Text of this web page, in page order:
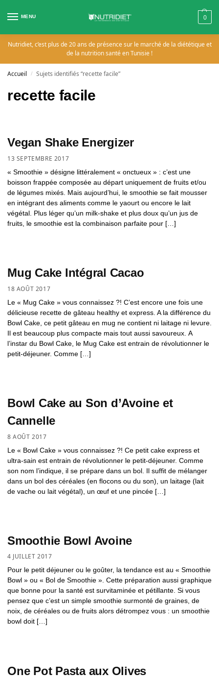
MENU 0
Nutridiet, c’est plus de 20 ans de présence sur le marché de la diététique et
de la nutrition santé en Tunisie !
Accueil / Sujets identifiés “recette facile”
recette facile
Vegan Shake Energizer
13 SEPTEMBRE 2017
« Smoothie » désigne littéralement « onctueux » : c’est une
boisson frappée composée au départ uniquement de fruits et/ou
de légumes mixés. Mais aujourd’hui, le smoothie se fait mousser
en intégrant des aliments comme le yaourt ou encore le lait
végétal. Plus léger qu’un milk-shake et plus doux qu’un jus de
fruits, le smoothie est la combinaison parfaite pour […]
Mug Cake Intégral Cacao
18 AOÛT 2017
Le « Mug Cake » vous connaissez ?! C’est encore une fois une
délicieuse recette de gâteau healthy et express. A la différence du
Bowl Cake, ce petit gâteau en mug ne contient ni laitage ni levure.
Il est beaucoup plus compacte mais tout aussi savoureux. A
l’instar du Bowl Cake, le Mug Cake est entrain de révolutionner le
petit-déjeuner. Comme […]
Bowl Cake au Son d’Avoine et
Cannelle
8 AOÛT 2017
Le « Bowl Cake » vous connaissez ?! Ce petit cake express et
ultra-sain est entrain de révolutionner le petit-déjeuner. Comme
son nom l’indique, il se prépare dans un bol. Il suffit de mélanger
dans un bol des céréales (en flocons ou du son), un laitage (lait
de vache ou lait végétal), un œuf et une pincée […]
Smoothie Bowl Avoine
4 JUILLET 2017
Pour le petit déjeuner ou le goûter, la tendance est au « Smoothie
Bowl » ou « Bol de Smoothie ». Cette préparation aussi graphique
que bonne pour la santé est survitaminée et pétillante. Si vous
pensez que c’est un simple smoothie surmonté de graines, de
noix, de céréales ou de fruits alors détrompez vous : un smoothie
bowl doit […]
One Pot Pasta aux Olives